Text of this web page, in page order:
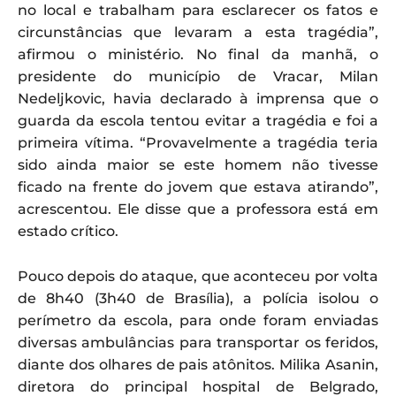
no local e trabalham para esclarecer os fatos e
circunstâncias que levaram a esta tragédia”,
afirmou o ministério. No final da manhã, o
presidente do município de Vracar, Milan
Nedeljkovic, havia declarado à imprensa que o
guarda da escola tentou evitar a tragédia e foi a
primeira vítima. “Provavelmente a tragédia teria
sido ainda maior se este homem não tivesse
ficado na frente do jovem que estava atirando”,
acrescentou. Ele disse que a professora está em
estado crítico.
Pouco depois do ataque, que aconteceu por volta
de 8h40 (3h40 de Brasília), a polícia isolou o
perímetro da escola, para onde foram enviadas
diversas ambulâncias para transportar os feridos,
diante dos olhares de pais atônitos. Milika Asanin,
diretora do principal hospital de Belgrado,